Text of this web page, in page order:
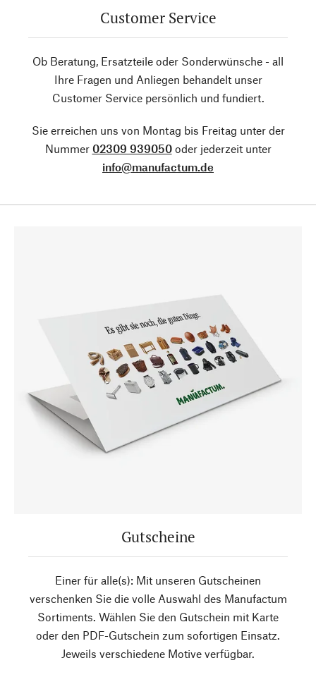
Customer Service
Ob Beratung, Ersatzteile oder Sonderwünsche - all
Ihre Fragen und Anliegen behandelt unser
Customer Service persönlich und fundiert.
Sie erreichen uns von Montag bis Freitag unter der
Nummer 02309 939050oder jederzeit unter
info@manufactum.de
Gutscheine
Einer für alle(s): Mit unseren Gutscheinen
verschenken Sie die volle Auswahl des Manufactum
Sortiments. Wählen Sie den Gutschein mit Karte
oder den PDF-Gutschein zum sofortigen Einsatz.
Jeweils verschiedene Motive verfügbar.